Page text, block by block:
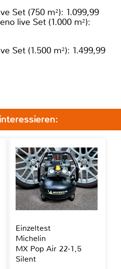
Set (750 m²): 1.099,99
Set (1.500 m²): 1.499,99
Einzeltest
Michelin
MX Pop Air 22-1,5
Silent